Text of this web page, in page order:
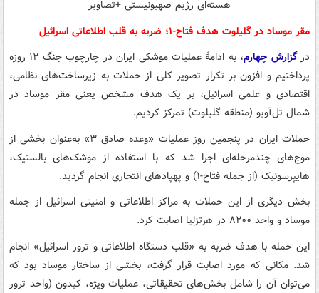
مقر موساد در گلیلوت هدف فتاح-۱؛ ضربه به قلب اطلاعاتی اسرائیل
درگزارش چهارم
، به ادامهٔ عملیات موشکی ایران در چارچوب جنگ ۱۲ روزه
پرداختیم و افزون بر تکرار تصویر کلی از حملات به زیرساخت‌های نظامی،
اقتصادی و علمی اسرائیل، بر یک هدف مشخص یعنی مقر موساد در
شمال تل‌آویو (منطقه گلیلوت) تمرکز کردیم.
حملات ایران در پنجمین روز عملیات «وعده صادق ۳» به‌عنوان بخشی از
موج‌های چندمرحله‌ای اجرا شد که با استفاده از موشک‌های بالستیک،
هایپرسونیک (از جمله فتاح-۱) و پهپادهای انتحاری انجام گردید.
بخش دیگری از این حملات به مراکز اطلاعاتی و امنیتی اسرائیل از جمله
موساد و واحد ۸۲۰۰ در هرتزلیا اصابت کرد.
این حمله با هدف ضربه به «قلب دستگاه اطلاعاتی و ترور اسرائیل» انجام
شد. مکانی که مورد اصابت قرار گرفت، بخشی از ساختار موساد بود که
می‌توان آن را شامل بخش‌های تحقیقاتی، عملیات ویژه، کیدون (واحد ترور